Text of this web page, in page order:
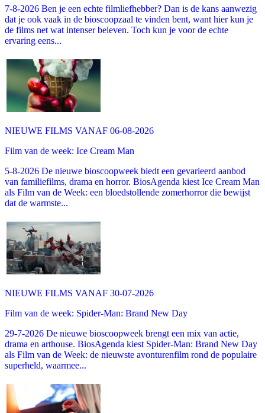
7-8-2026 Ben je een echte filmliefhebber? Dan is de kans aanwezig
dat je ook vaak in de bioscoopzaal te vinden bent, want hier kun je
de films net wat intenser beleven. Toch kun je voor de echte
ervaring eens...
NIEUWE FILMS VANAF 06-08-2026
Film van de week: Ice Cream Man
5-8-2026 De nieuwe bioscoopweek biedt een gevarieerd aanbod
van familiefilms, drama en horror. BiosAgenda kiest Ice Cream Man
als Film van de Week: een bloedstollende zomerhorror die bewijst
dat de warmste...
NIEUWE FILMS VANAF 30-07-2026
Film van de week: Spider-Man: Brand New Day
29-7-2026 De nieuwe bioscoopweek brengt een mix van actie,
drama en arthouse. BiosAgenda kiest Spider-Man: Brand New Day
als Film van de Week: de nieuwste avonturenfilm rond de populaire
superheld, waarmee...